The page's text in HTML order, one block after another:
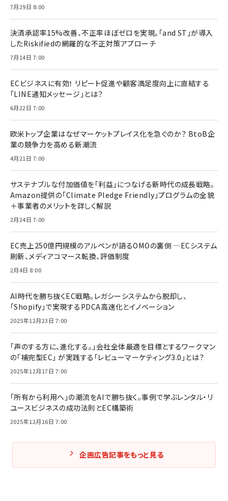
7月29日 8:00
決済承認率15%改善、不正率ほぼゼロを実現。「and ST」が導入
したRiskifiedの網羅的な不正対策アプローチ
7月14日 7:00
ECビジネスに有効！ リピート促進や顧客満足度向上に直結する
「LINE通知メッセージ」とは？
6月22日 7:00
欧米トップ企業はなぜマーケットプレイス化を急ぐのか？ BtoB企
業の競争力を高める新潮流
4月21日 7:00
サステナブルな付加価値を「利益」につなげる新時代の成長戦略。
Amazon提供の「Climate Pledge Friendly」プログラムの全貌
＋事業者のメリットを詳しく解説
2月24日 7:00
EC売上250億円規模のアルペンが語るOMOの裏側 ―ECシステム
刷新、メディアコマース転換、評価制度
2月4日 8:00
AI時代を勝ち抜くEC戦略。レガシーシステムから脱却し、
「Shopify」で実現するPDCA高速化とイノベーション
2025年12月23日 7:00
「声のする方に、進化する。」会社全体最適を目標とするワークマン
の「補完型EC」 が実践する「レビューマーケティング3.0」とは？
2025年12月17日 7:00
「所有から利用へ」の潮流をAIで勝ち抜く。事例で学ぶレンタル・リ
ユースビジネスの成功法則とEC構築術
2025年12月16日 7:00
企画広告記事をもっと見る